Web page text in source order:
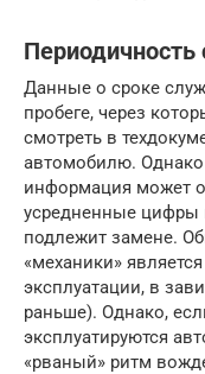
Данные о сроке
пробеге, через
смотреть в
автомобилю. Однако
информация может
усредненные цифры
подлежит замене.
«механики»
эксплуатации, в
раньше). Однако,
эксплуатируются
«рваный» ритм